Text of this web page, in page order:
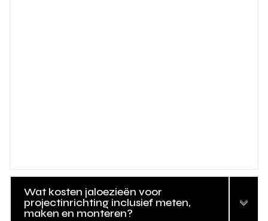
Wat kosten jaloezieën voor
projectinrichting inclusief meten,
maken en monteren?